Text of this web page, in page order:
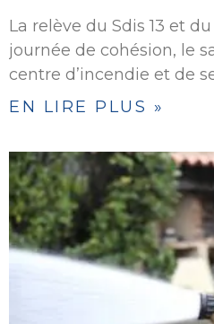
La relève du Sdis 13 et
journée de cohésion, le
centre d’incendie et de
EN LIRE PLUS »